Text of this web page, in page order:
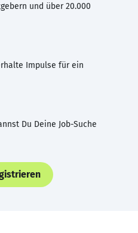
und über 20.000
Impulse für ein
Du Deine Job-Suche